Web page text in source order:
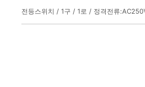
전등스위치 1구 1로 정격전류